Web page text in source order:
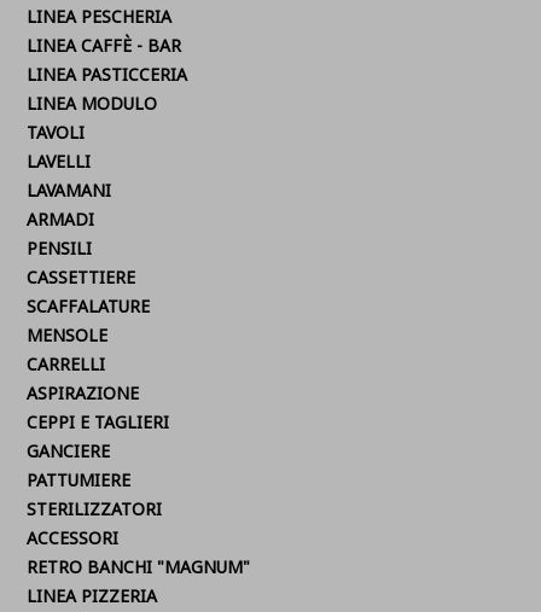
LINEA PESCHERIA
LINEA CAFFÈ - BAR
LINEA PASTICCERIA
LINEA MODULO
TAVOLI
LAVELLI
LAVAMANI
ARMADI
PENSILI
CASSETTIERE
SCAFFALATURE
MENSOLE
CARRELLI
ASPIRAZIONE
CEPPI E TAGLIERI
GANCIERE
PATTUMIERE
STERILIZZATORI
ACCESSORI
RETRO BANCHI "MAGNUM"
LINEA PIZZERIA